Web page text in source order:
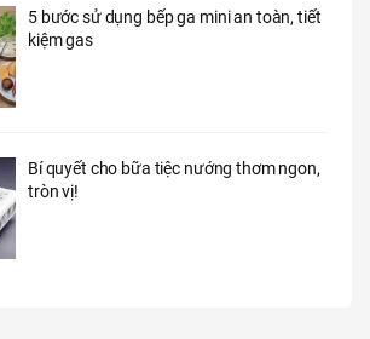
5 bước sử dụng bếp ga mini an toàn, tiết
kiệm gas
Bí quyết cho bữa tiệc nướng thơm ngon,
tròn vị!